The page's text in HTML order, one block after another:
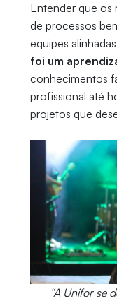
Entender que os
de processos
equipes
foi um
conhecimentos
profissional até
projetos que
“A Unifor se